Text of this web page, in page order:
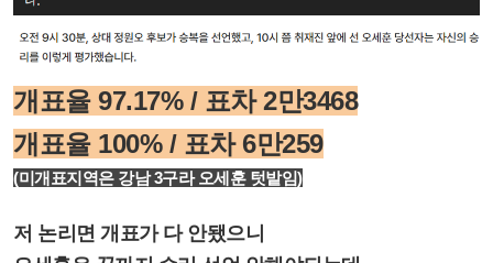
개표율 97.17% / 표차 2만3468
개표율 100% / 표차 6만259
(미개표지역은 강남 3구라 오세훈 텃밭임)
저 논리면 개표가 다 안됐으니